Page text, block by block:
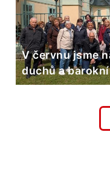
V červnu jsme
duchů a